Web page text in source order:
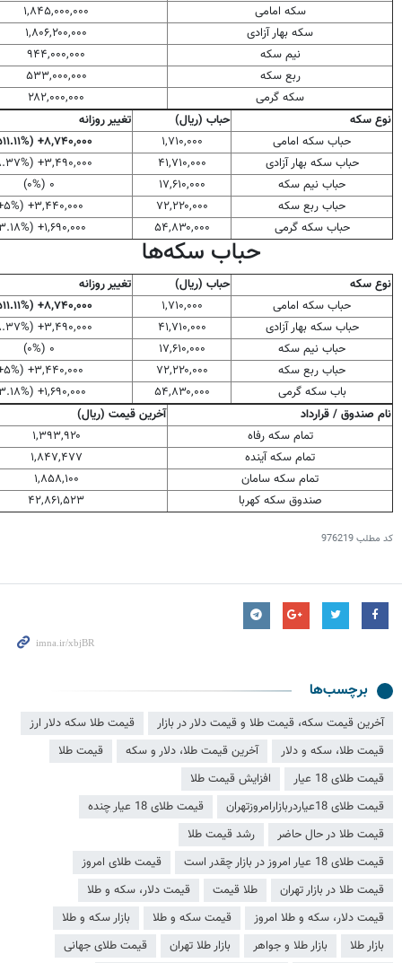
سکه امامی
۱,۸۴۵,۰۰۰,۰۰۰
سکه بهار آزادی
۱,۸۰۶,۲۰۰,۰۰۰
نیم سکه
۹۴۴,۰۰۰,۰۰۰
ربع سکه
۵۳۳,۰۰۰,۰۰۰
سکه گرمی
۲۸۲,۰۰۰,۰۰۰
نوع سکه
حباب (ریال)
تغییر روزانه
حباب سکه امامی
۱,۷۱۰,۰۰۰
۸,۷۴۰,۰۰۰+ (۵۱۱.۱۱%+)
حباب سکه بهار آزادی
۴۱,۷۱۰,۰۰۰
۳,۴۹۰,۰۰۰+ (۸.۳۷%+)
حباب نیم سکه
۱۷,۶۱۰,۰۰۰
۰ (۰%)
حباب ربع سکه
۷۲,۲۲۰,۰۰۰
۳,۴۴۰,۰۰۰+ (۵%+)
حباب سکه گرمی
۵۴,۸۳۰,۰۰۰ ۱,۶۹۰,۰۰۰+ (۳.۱۸%+
حباب سکه‌ها
نوع سکه حباب (ریال)
تغییر روزانه
حباب سکه امامی
۱,۷۱۰,۰۰۰
۸,۷۴۰,۰۰۰+ (۵۱۱.۱۱%+)
حباب سکه بهار آزادی
۴۱,۷۱۰,۰۰۰
۳,۴۹۰,۰۰۰+ (۸.۳۷%+)
حباب نیم سکه
۱۷,۶۱۰,۰۰۰
۰ (۰%)
حباب ربع سکه
۷۲,۲۲۰,۰۰۰
۳,۴۴۰,۰۰۰+ (۵%+)
باب سکه گرمی
۵۴,۸۳۰,۰۰۰
۱,۶۹۰,۰۰۰+ (۳.۱۸%+
نام صندوق / قرارداد
آخرین قیمت (ریال)
تمام سکه رفاه
۱,۳۹۳,۹۲۰
تمام سکه آینده
۱,۸۴۷,۴۷۷
تمام سکه سامان
۱,۸۵۸,۱۰۰
صندوق سکه کهربا
۴۲,۸۶۱,۵۲۳
کد مطلب976219
برچسب‌ها
آخرین قیمت سکه، قیمت طلا و قیمت دلار در بازار
قیمت طلا سکه دلار ارز
قیمت طلا، سکه و دلار
آخرین قیمت طلا، دلار و سکه
قیمت طلا
قیمت طلای 18 عیار
افزایش قیمت طلا
قیمت طلای 18عیاردربازارامروزتهران
قیمت طلای 18 عیار چنده
قیمت طلا در حال حاضر
رشد قیمت طلا
قیمت طلای 18 عیار امروز در بازار چقدر است
قیمت طلای امروز
قیمت طلا در بازار تهران
طلا قیمت
قیمت دلار، سکه و طلا
قیمت دلار، سکه و طلا امروز
قیمت سکه و طلا
بازار سکه و طلا
بازار طلا
بازار طلا و جواهر بازار طلا تهران
قیمت طلای جهانی